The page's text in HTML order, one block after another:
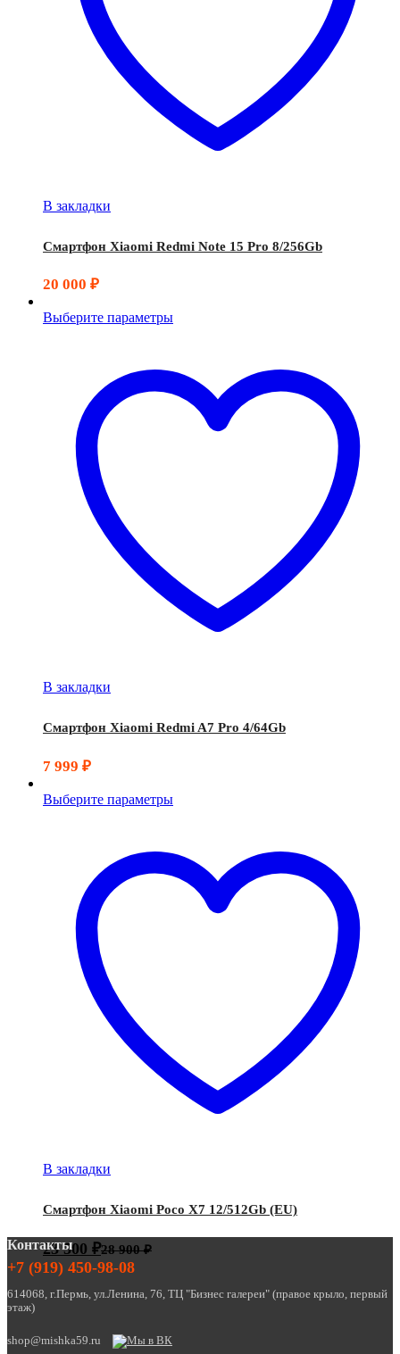
В закладки
Смартфон Xiaomi Redmi Note 15 Pro 8/256Gb
20 000 ₽
Выберите параметры
В закладки
Смартфон Xiaomi Redmi A7 Pro 4/64Gb
7 999 ₽
Выберите параметры
В закладки
Смартфон Xiaomi Poco X7 12/512Gb (EU)
23 500 ₽28 900₽
Контакты
+7 (919) 450-98-08
614068, г.Пермь, ул.Ленина, 76, ТЦ "Бизнес галереи" (правое крыло, первый
этаж)
shop@mishka59.ru